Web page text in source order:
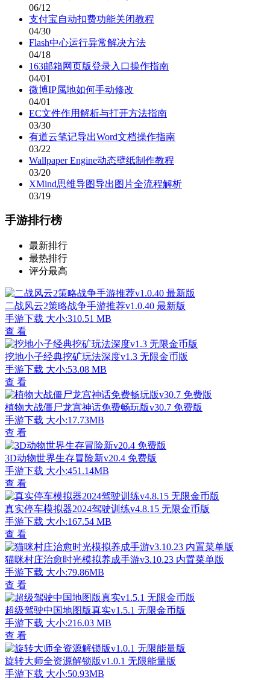
06/12
支付宝自动扣费功能关闭教程
04/30
Flash中心运行异常解决方法
04/18
163邮箱网页版登录入口操作指南
04/01
微博IP属地如何手动修改
04/01
EC文件作用解析与打开方法指南
03/30
有道云笔记导出Word文档操作指南
03/22
Wallpaper Engine动态壁纸制作教程
03/20
XMind思维导图导出图片全流程解析
03/19
手游排行榜
最新排行
最热排行
评分最高
二战风云2策略战争手游推荐v1.0.40 最新版
手游下载 大小:310.51 MB
查 看
挖地小子经典挖矿玩法深度v1.3 无限金币版
手游下载 大小:53.08 MB
查 看
植物大战僵尸龙宫神话免费畅玩版v30.7 免费版
手游下载 大小:17.73MB
查 看
3D动物世界生存冒险新v20.4 免费版
手游下载 大小:451.14MB
查 看
真实停车模拟器2024驾驶训练v4.8.15 无限金币版
手游下载 大小:167.54 MB
查 看
猫咪村庄治愈时光模拟养成手游v3.10.23 内置菜单版
手游下载 大小:79.86MB
查 看
超级驾驶中国地图版真实v1.5.1 无限金币版
手游下载 大小:216.03 MB
查 看
旋转大师全资源解锁版v1.0.1 无限能量版
手游下载 大小:50.93MB